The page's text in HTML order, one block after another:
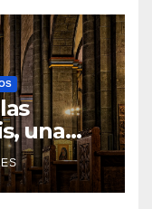
O
H
A
Y
C
O
M
una
de
N